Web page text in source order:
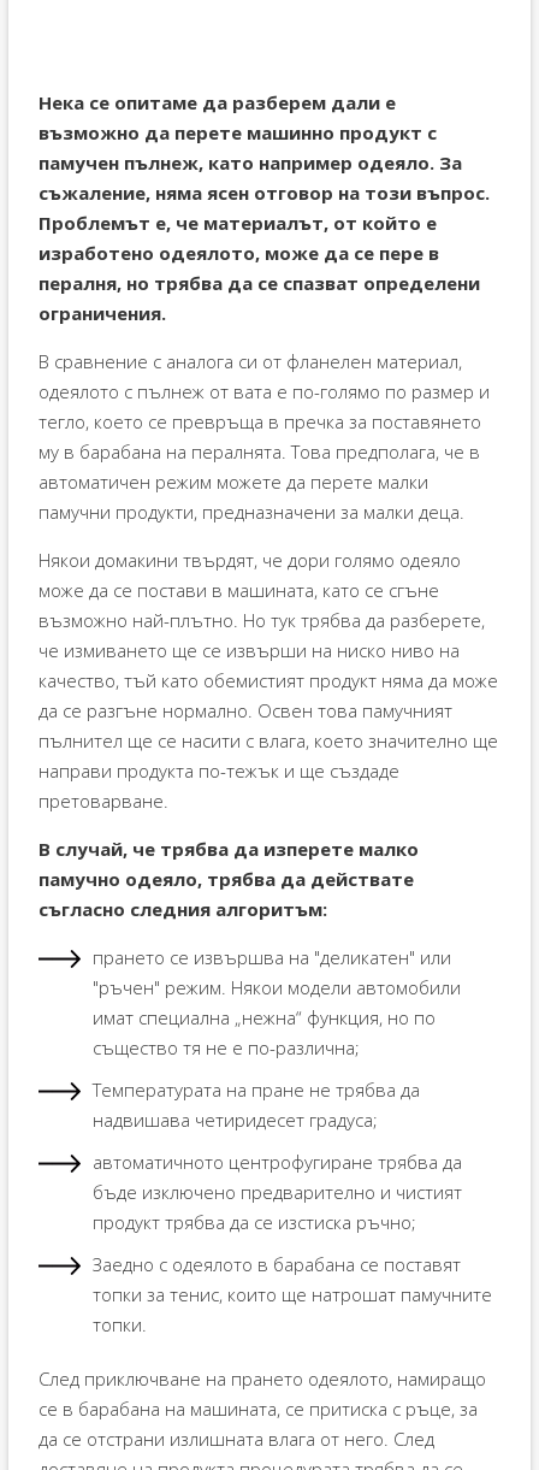
Нека се опитаме да разберем дали е
възможно да перете машинно продукт с
памучен пълнеж, като например одеяло. За
съжаление, няма ясен отговор на този въпрос.
Проблемът е, че материалът, от който е
изработено одеялото, може да се пере в
пералня, но трябва да се спазват определени
ограничения.
В сравнение с аналога си от фланелен материал,
одеялото с пълнеж от вата е по-голямо по размер и
тегло, което се превръща в пречка за поставянето
му в барабана на пералнята. Това предполага, че в
автоматичен режим можете да перете малки
памучни продукти, предназначени за малки деца.
Някои домакини твърдят, че дори голямо одеяло
може да се постави в машината, като се сгъне
възможно най-плътно. Но тук трябва да разберете,
че измиването ще се извърши на ниско ниво на
качество, тъй като обемистият продукт няма да може
да се разгъне нормално. Освен това памучният
пълнител ще се насити с влага, което значително ще
направи продукта по-тежък и ще създаде
претоварване.
В случай, че трябва да изперете малко
памучно одеяло, трябва да действате
съгласно следния алгоритъм:
прането се извършва на "деликатен" или
"ръчен" режим. Някои модели автомобили
имат специална „нежна“ функция, но по
същество тя не е по-различна;
Температурата на пране не трябва да
надвишава четиридесет градуса;
автоматичното центрофугиране трябва да
бъде изключено предварително и чистият
продукт трябва да се изстиска ръчно;
Заедно с одеялото в барабана се поставят
топки за тенис, които ще натрошат памучните
топки.
След приключване на прането одеялото, намиращо
се в барабана на машината, се притиска с ръце, за
да се отстрани излишната влага от него. След